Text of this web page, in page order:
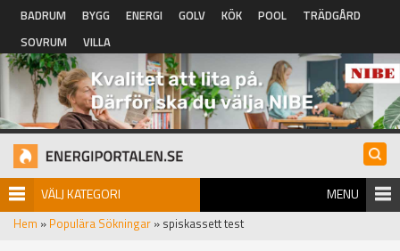
Hoppa till huvudinnehåll
BADRUM BYGG ENERGI GOLV KÖK POOL
TRÄDGÅRD
SOVRUM
VILLA
VÄLJ KATEGORI MENU
Hem » Populära Sökningar » spiskassett test